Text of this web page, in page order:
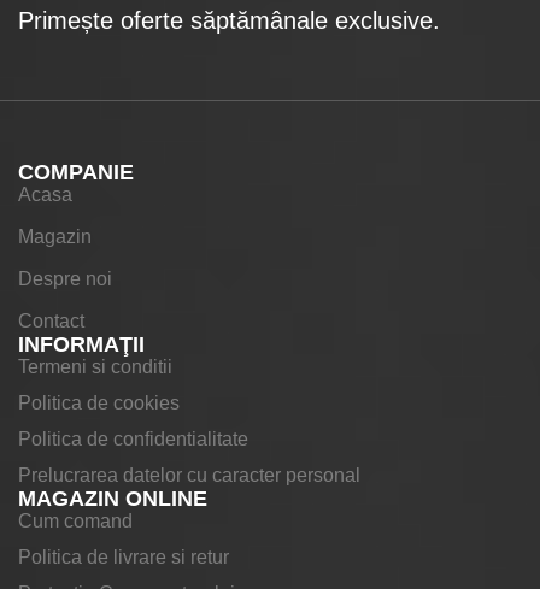
Primește oferte săptămânale exclusive.
COMPANIE
Acasa
Magazin
Despre noi
Contact
INFORMAŢII
Termeni si conditii
Politica de cookies
Politica de confidentialitate
Prelucrarea datelor cu caracter personal
MAGAZIN ONLINE
Cum comand
Politica de livrare si retur